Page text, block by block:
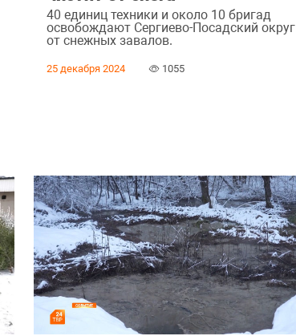
40 единиц техники и около 10 бригад
освобождают Сергиево-Посадский округ
от снежных завалов.
25 декабря 2024 1055